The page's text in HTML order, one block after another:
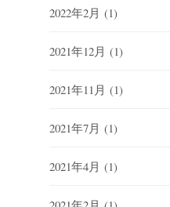
2022年2月 (1)
2021年12月 (1)
2021年11月 (1)
2021年7月 (1)
2021年4月 (1)